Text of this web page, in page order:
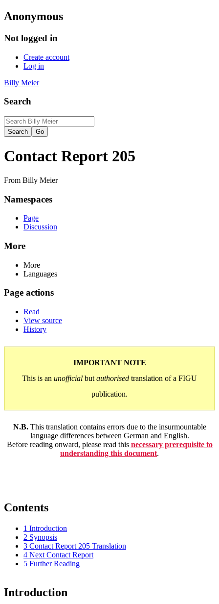
Anonymous
Not logged in
Create account
Log in
Billy Meier
Search
Contact Report 205
From Billy Meier
Namespaces
Page
Discussion
More
More
Languages
Page actions
Read
View source
History
IMPORTANT NOTE
This is an unofficial but authorised translation of a FIGU
publication.
N.B.This translation contains errors due to the insurmountable
language differences between German and English.
Before reading onward, please read this necessary prerequisite to
understanding this document.
Contents
1 Introduction
2 Synopsis
3 Contact Report 205 Translation
4 Next Contact Report
5 Further Reading
Introduction